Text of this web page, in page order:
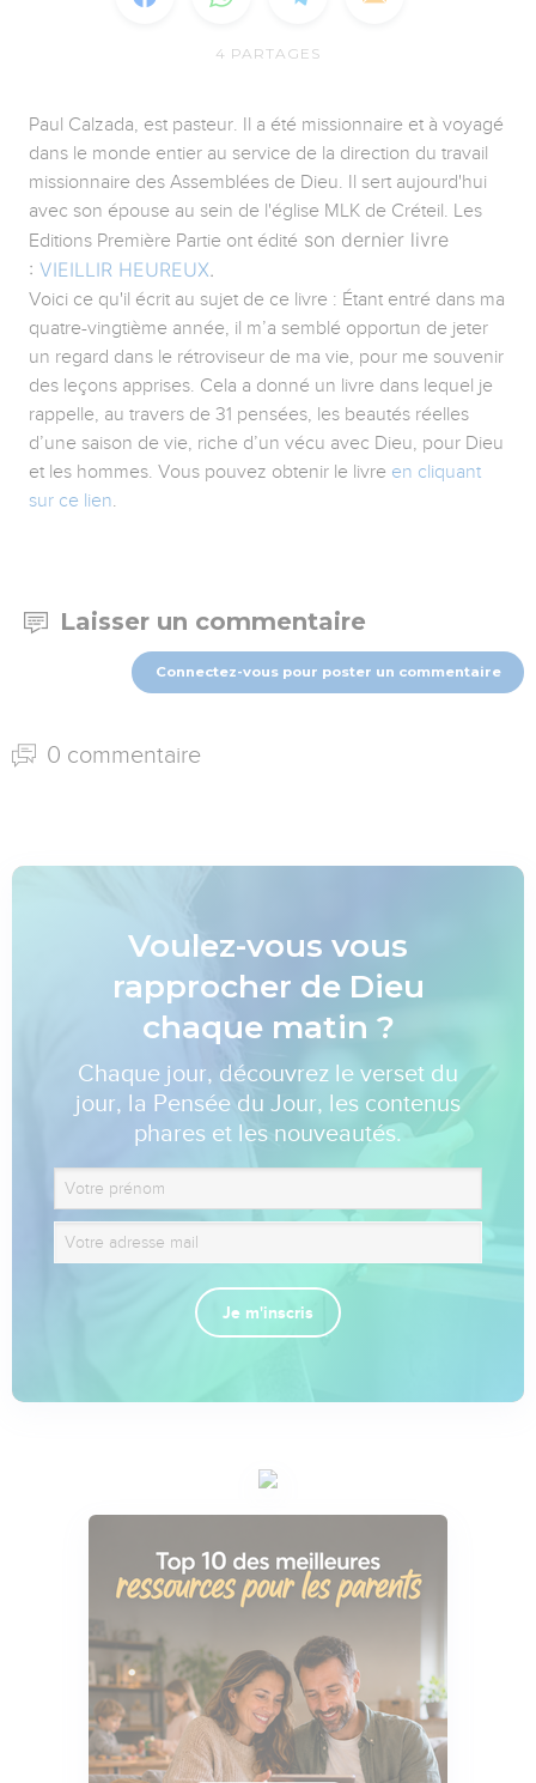
4 PARTAGES
Paul Calzada, est pasteur. Il a été missionnaire et à voyagé
dans le monde entier au service de la direction du travail
missionnaire des Assemblées de Dieu. Il sert aujourd'hui
avec son épouse au sein de l'église MLK de Créteil. Les
Editions Première Partie ont édité son dernier livre
: VIEILLIR HEUREUX.
Voici ce qu'il écrit au sujet de ce livre : Étant entré dans ma
quatre-vingtième année, il m’a semblé opportun de jeter
un regard dans le rétroviseur de ma vie, pour me souvenir
des leçons apprises. Cela a donné un livre dans lequel je
rappelle, au travers de 31 pensées, les beautés réelles
d’une saison de vie, riche d’un vécu avec Dieu, pour Dieu
et les hommes. Vous pouvez obtenir le livre en cliquant
sur ce lien.
Laisser un commentaire
Connectez-vous pour poster un commentaire
0 commentaire
Voulez-vous vous
rapprocher de Dieu
chaque matin ?
Chaque jour, découvrez le verset du
jour, la Pensée du Jour, les contenus
phares et les nouveautés.
Je m'inscris